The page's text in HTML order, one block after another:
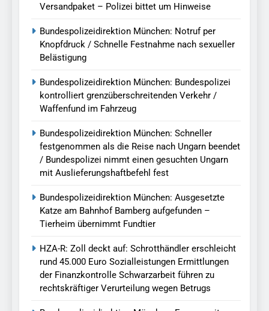
Versandpaket – Polizei bittet um Hinweise
Bundespolizeidirektion München: Notruf per
Knopfdruck / Schnelle Festnahme nach sexueller
Belästigung
Bundespolizeidirektion München: Bundespolizei
kontrolliert grenzüberschreitenden Verkehr /
Waffenfund im Fahrzeug
Bundespolizeidirektion München: Schneller
festgenommen als die Reise nach Ungarn beendet
/ Bundespolizei nimmt einen gesuchten Ungarn
mit Auslieferungshaftbefehl fest
Bundespolizeidirektion München: Ausgesetzte
Katze am Bahnhof Bamberg aufgefunden –
Tierheim übernimmt Fundtier
HZA-R: Zoll deckt auf: Schrotthändler erschleicht
rund 45.000 Euro Sozialleistungen Ermittlungen
der Finanzkontrolle Schwarzarbeit führen zu
rechtskräftiger Verurteilung wegen Betrugs